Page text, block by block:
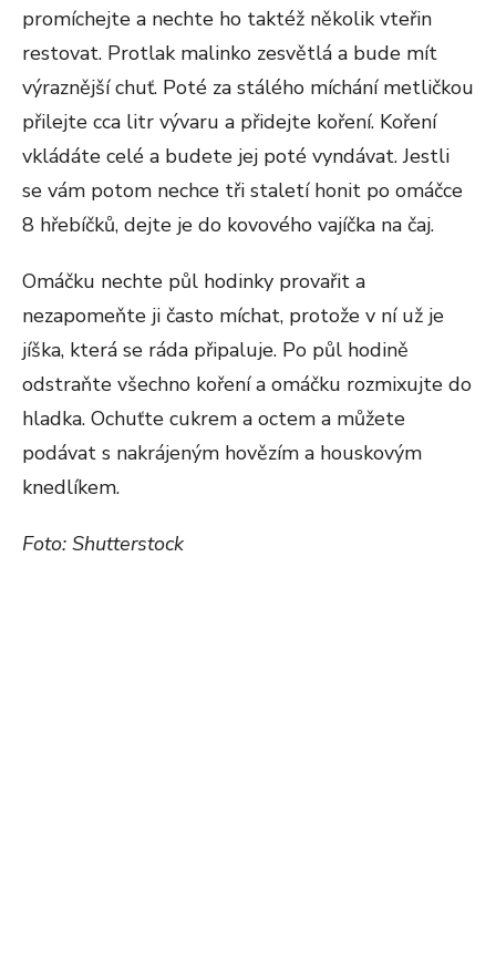
promíchejte a nechte ho taktéž několik vteřin
restovat. Protlak malinko zesvětlá a bude mít
výraznější chuť. Poté za stálého míchání metličkou
přilejte cca litr vývaru a přidejte koření. Koření
vkládáte celé a budete jej poté vyndávat. Jestli
se vám potom nechce tři staletí honit po omáčce
8 hřebíčků, dejte je do kovového vajíčka na čaj.
Omáčku nechte půl hodinky provařit a
nezapomeňte ji často míchat, protože v ní už je
jíška, která se ráda připaluje. Po půl hodině
odstraňte všechno koření a omáčku rozmixujte do
hladka. Ochuťte cukrem a octem a můžete
podávat s nakrájeným hovězím a houskovým
knedlíkem.
Foto: Shutterstock